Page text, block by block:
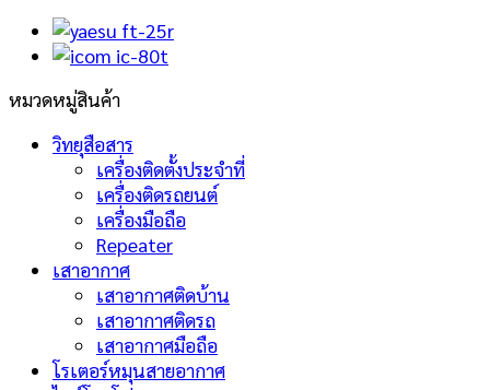
หมวดหมู่สินค้า
วิทยุสือสาร
เครื่องติดตั้งประจำที่
เครื่องติดรถยนต์
เครื่องมือถือ
Repeater
เสาอากาศ
เสาอากาศติดบ้าน
เสาอากาศติดรถ
เสาอากาศมือถือ
โรเตอร์หมุนสายอากาศ